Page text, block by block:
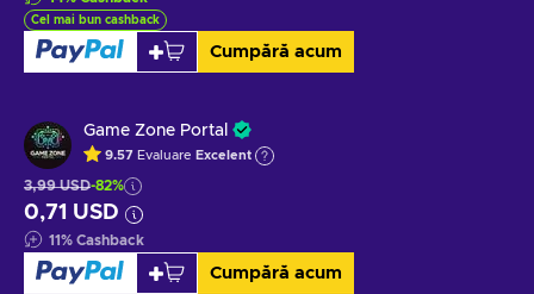
Cel mai bun cashback
Cumpără acum
Game Zone Portal
9.57 Evaluare Excelent
3,99 USD-82%
0,71 USD
11% Cashback
Cumpără acum